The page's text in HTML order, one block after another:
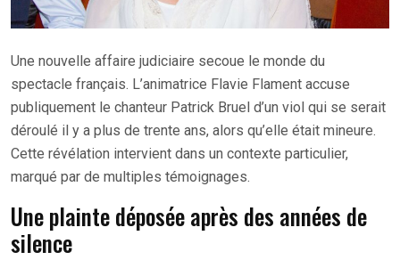
Une nouvelle affaire judiciaire secoue le monde du
spectacle français. L’animatrice Flavie Flament accuse
publiquement le chanteur Patrick Bruel d’un viol qui se serait
déroulé il y a plus de trente ans, alors qu’elle était mineure.
Cette révélation intervient dans un contexte particulier,
marqué par de multiples témoignages.
Une plainte déposée après des années de
silence